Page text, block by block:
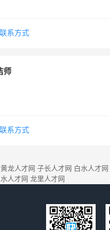
系方式
师
系方式
黄龙人才网 子长人才网 白水人才网
人才网 龙里人才网